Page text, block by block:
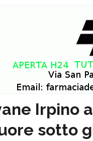
Irpino
sotto